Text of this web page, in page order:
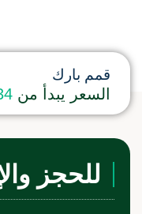
قمم بارك
السعر يبدأ من
للحجز